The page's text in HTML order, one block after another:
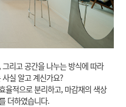
리고 공간을 나누는 방식에 따라
실 알고 계신가요?
율적으로 분리하고, 마감재의 색상
더하였습니다.